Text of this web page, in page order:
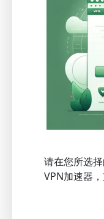
请在您所选
VPN加速器